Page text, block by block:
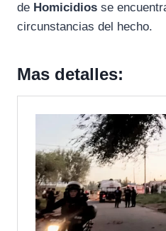
de Homicidios se
circunstancias del hecho.
Mas detalles: